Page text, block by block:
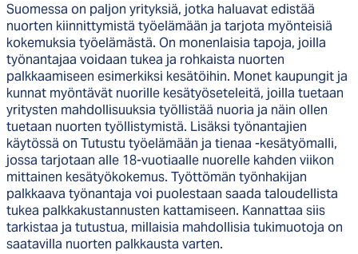
Suomessa on paljon yrityksiä, jotka haluavat edistää
nuorten kiinnittymistä työelämään ja tarjota myönteisiä
kokemuksia työelämästä. On monenlaisia tapoja, joilla
työnantajaa voidaan tukea ja rohkaista nuorten
palkkaamiseen esimerkiksi kesätöihin. Monet kaupungit ja
kunnat myöntävät nuorille kesätyöseteleitä, joilla tuetaan
yritysten mahdollisuuksia työllistää nuoria ja näin ollen
tuetaan nuorten työllistymistä. Lisäksi työnantajien
käytössä on Tutustu työelämään ja tienaa -kesätyömalli,
jossa tarjotaan alle 18-vuotiaalle nuorelle kahden viikon
mittainen kesätyökokemus. Työttömän työnhakijan
palkkaava työnantaja voi puolestaan saada taloudellista
tukea palkkakustannusten kattamiseen. Kannattaa siis
tarkistaa ja tutustua, millaisia mahdollisia tukimuotoja on
saatavilla nuorten palkkausta varten.